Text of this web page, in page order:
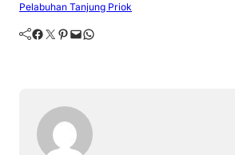
Pelabuhan Tanjung Priok
Facebook Twitter Pinterest Mail WhatsApp